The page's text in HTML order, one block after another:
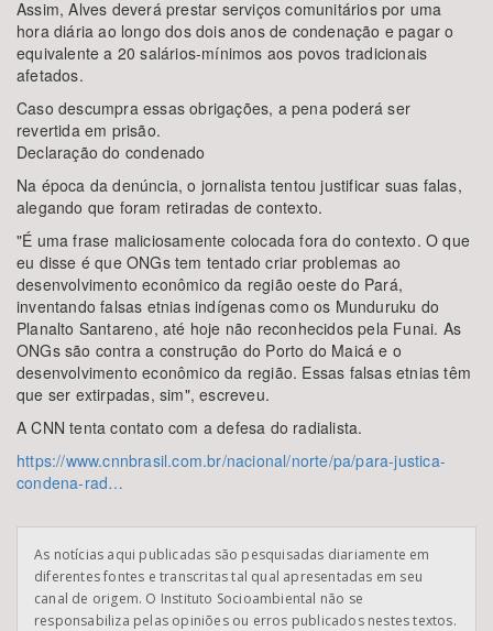
Assim, Alves deverá prestar serviços comunitários por uma
hora diária ao longo dos dois anos de condenação e pagar o
equivalente a 20 salários-mínimos aos povos tradicionais
afetados.
Caso descumpra essas obrigações, a pena poderá ser
revertida em prisão.
Declaração do condenado
Na época da denúncia, o jornalista tentou justificar suas falas,
alegando que foram retiradas de contexto.
"É uma frase maliciosamente colocada fora do contexto. O que
eu disse é que ONGs tem tentado criar problemas ao
desenvolvimento econômico da região oeste do Pará,
inventando falsas etnias indígenas como os Munduruku do
Planalto Santareno, até hoje não reconhecidos pela Funai. As
ONGs são contra a construção do Porto do Maicá e o
desenvolvimento econômico da região. Essas falsas etnias têm
que ser extirpadas, sim", escreveu.
A CNN tenta contato com a defesa do radialista.
https://www.cnnbrasil.com.br/nacional/norte/pa/para-justica-
condena-rad…
As notícias aqui publicadas são pesquisadas diariamente em
diferentes fontes e transcritas tal qual apresentadas em seu
canal de origem. O Instituto Socioambiental não se
responsabiliza pelas opiniões ou erros publicados nestes textos.